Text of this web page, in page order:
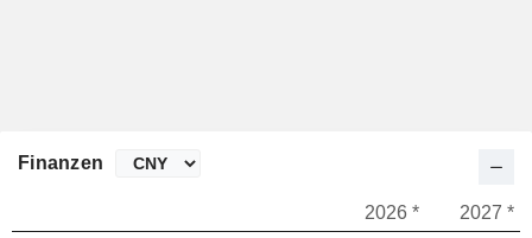
Finanzen
2026 *
2027 *